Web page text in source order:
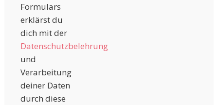
Formulars
erklärst du
dich mit der
Datenschutzbelehrung
und
Verarbeitung
deiner Daten
durch diese